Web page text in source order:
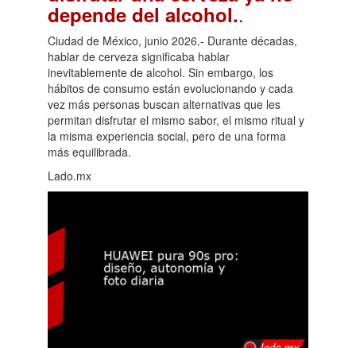
depende del alcohol..
Ciudad de México, junio 2026.- Durante décadas,
hablar de cerveza significaba hablar
inevitablemente de alcohol. Sin embargo, los
hábitos de consumo están evolucionando y cada
vez más personas buscan alternativas que les
permitan disfrutar el mismo sabor, el mismo ritual y
la misma experiencia social, pero de una forma
más equilibrada.
Lado.mx